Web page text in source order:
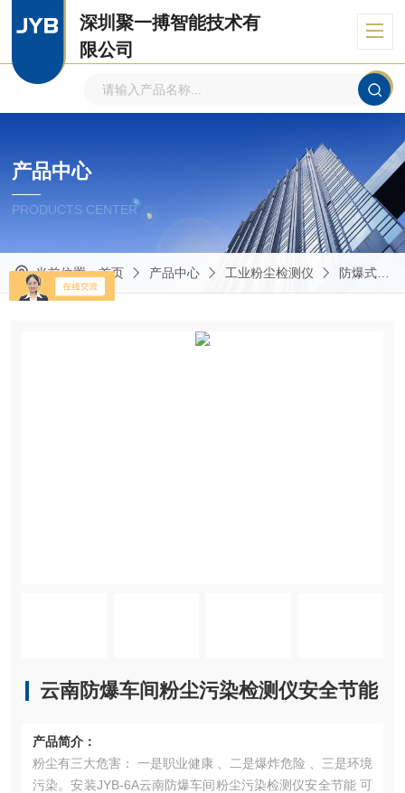
深圳聚一搏智能技术有
限公司
产品中心
PRODUCTS CENTER
当前位置：首页 产品中心 工业粉尘检测仪 防爆式粉尘检测仪
云南防爆车间粉尘污染检测仪安全节能
产品简介：
粉尘有三大危害： 一是职业健康 、二是爆炸危险 、三是环境
污染。安装JYB-6A云南防爆车间粉尘污染检测仪安全节能 可